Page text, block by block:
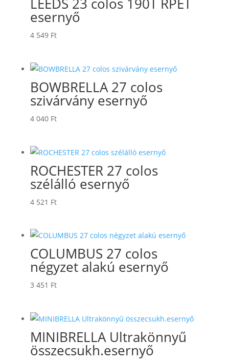
LEEDS 23 colos 190T RPET
esernyő
4 549 Ft
BOWBRELLA 27 colos
szivárvány esernyő
4 040 Ft
ROCHESTER 27 colos
szélálló esernyő
4 521 Ft
COLUMBUS 27 colos
négyzet alakú esernyő
3 451 Ft
MINIBRELLA Ultrakönnyű
összecsukh.esernyő